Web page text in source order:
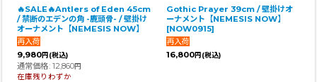
🔥SALE🔥Antlers of Eden 45cm
/ 禁断のエデンの角 -鹿頭骨- / 壁掛け
オーナメント【NEMESIS NOW】
9,980円 (税込)
通常価格: 12,860円
在庫残りわずか
Gothic Prayer 39cm / 壁掛けオ
ーナメント【NEMESIS NOW】
[NOW0915]
16,800円 (税込)